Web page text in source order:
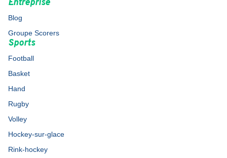
Entreprise
Blog
Groupe Scorers
Sports
Football
Basket
Hand
Rugby
Volley
Hockey-sur-glace
Rink-hockey